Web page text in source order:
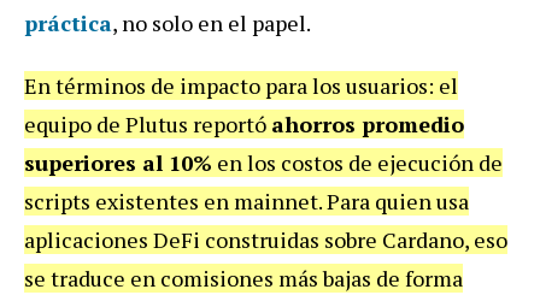
práctica, no solo en el papel.
En términos de impacto para los usuarios: el
equipo de Plutus reportó ahorros promedio
superiores al 10% en los costos de ejecución de
scripts existentes en mainnet. Para quien usa
aplicaciones DeFi construidas sobre Cardano, eso
se traduce en comisiones más bajas de forma